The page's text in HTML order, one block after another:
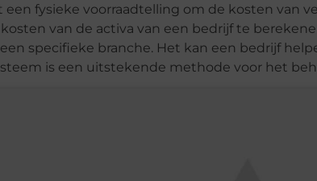
fysieke voorraadtelling om de kosten van
van de activa van een bedrijf te
specifieke branche. Het kan een bedrijf
is een uitstekende methode voor het